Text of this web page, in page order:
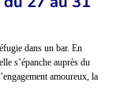
dans un bar. En
s’épanche auprès du
amoureux, la